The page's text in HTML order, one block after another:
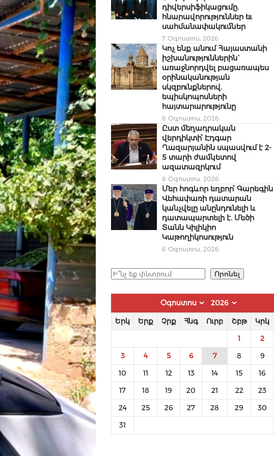
դիվերսիֆիկացումը.
հնարավորություններ եւ
սահմանափակումներ
7 Օգոստոս, 2026
Կոչ ենք անում Հայաստանի
իշխանություններին`
առաջնորդվել բացառապես
օրինականության
սկզբունքներով.
եպիսկոպոսների
հայտարարությունը
6 Օգոստոս, 2026
Ըստ մեղադրական
վերդիկտի՝ Էդգար
Ղազարյանին սպասվում է 2-
5 տարի ժամկետով
ազատազրկում
6 Օգոստոս, 2026
Մեր հոգևոր եղբոր՝ Գարեգին
Վեհափառի դատարան
կանչվելը անընդունելի և
դատապարտելի է. Մեծի
Տանն Կիլիկիո
Կաթողիկոսություն
6 Օգոստոս, 2026
Որոնել Որոնել
Երկ Երք Չրք Հնգ Ուրբ Շբթ Կրկ
1 2
3 4 5 6 7 8 9
10 11 12 13 14 15 16
17 18 19 20 21 22 23
24 25 26 27 28 29 30
31